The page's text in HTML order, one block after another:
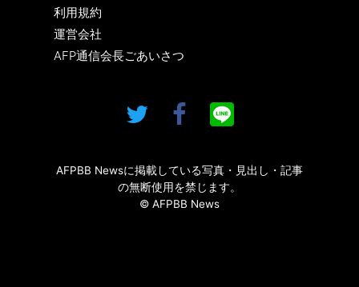
利用規約
運営会社
AFP通信会長ごあいさつ
AFPBB Newsに掲載している写真・見出し・記事
の無断使用を禁じます。
© AFPBB News